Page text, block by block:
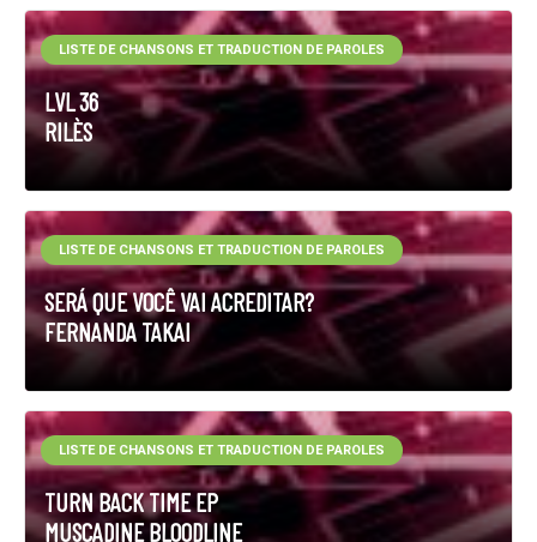
LVL 36
RILÈS
LISTE DE CHANSONS ET TRADUCTION DE PAROLES
SERÁ QUE VOCÊ VAI ACREDITAR?
FERNANDA TAKAI
LISTE DE CHANSONS ET TRADUCTION DE PAROLES
TURN BACK TIME EP
MUSCADINE BLOODLINE
LISTE DE CHANSONS ET TRADUCTION DE PAROLES